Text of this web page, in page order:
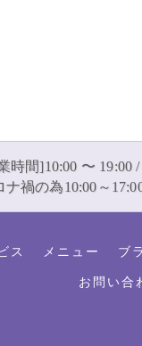
時間]10:00 〜 19:00
ナ禍の為10:00～
ス メニュー ブ
お問い合